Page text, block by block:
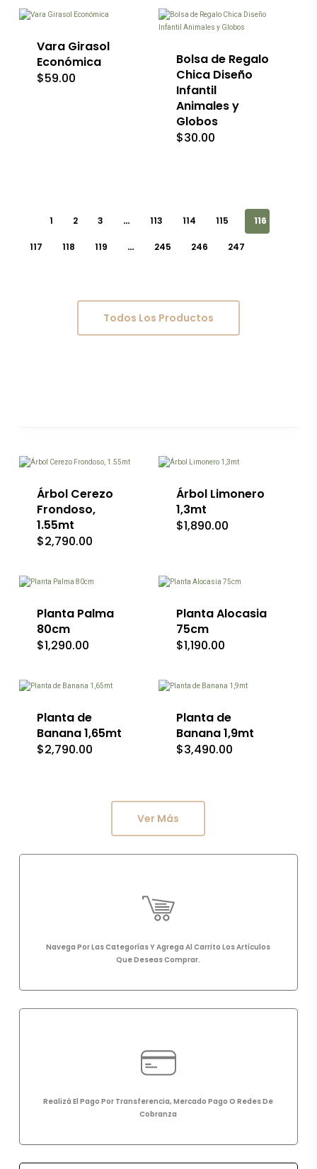
de
producto
de
producto
Vara Girasol
Económica
$59.00
tiene
múltiples
pueden
elegir
página
Bolsa de Regalo
Chica Diseño
Infantil
Animales y
Globos
$30.00
1 2 3 … 113 114 115 116
117 118 119 … 245 246 247
Todos Los Productos
múltiples
pueden
elegir
página
Árbol Cerezo
Frondoso,
1.55mt
$2,790.00
Árbol Limonero
1,3mt
$1,890.00
Planta Palma
80cm
$1,290.00
Planta Alocasia
75cm
$1,190.00
Planta de
Banana 1,65mt
$2,790.00
Planta de
Banana 1,9mt
$3,490.00
Ver Más
Navega PorLasCategoríasYAgrega Al Carrito LosArtículos
QueDeseasComprar.
Realizá El Pago Por Transferencia, Mercado Pago O RedesDe
Cobranza